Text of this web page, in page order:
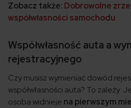
Zobacz także: Dobrowolne
współwłasności samochodu
Współwłasność auta a
rejestracyjnego
Czy musisz wymieniać dowód
współwłasności auta? To zależy.
osoba widnieje na pierwszym